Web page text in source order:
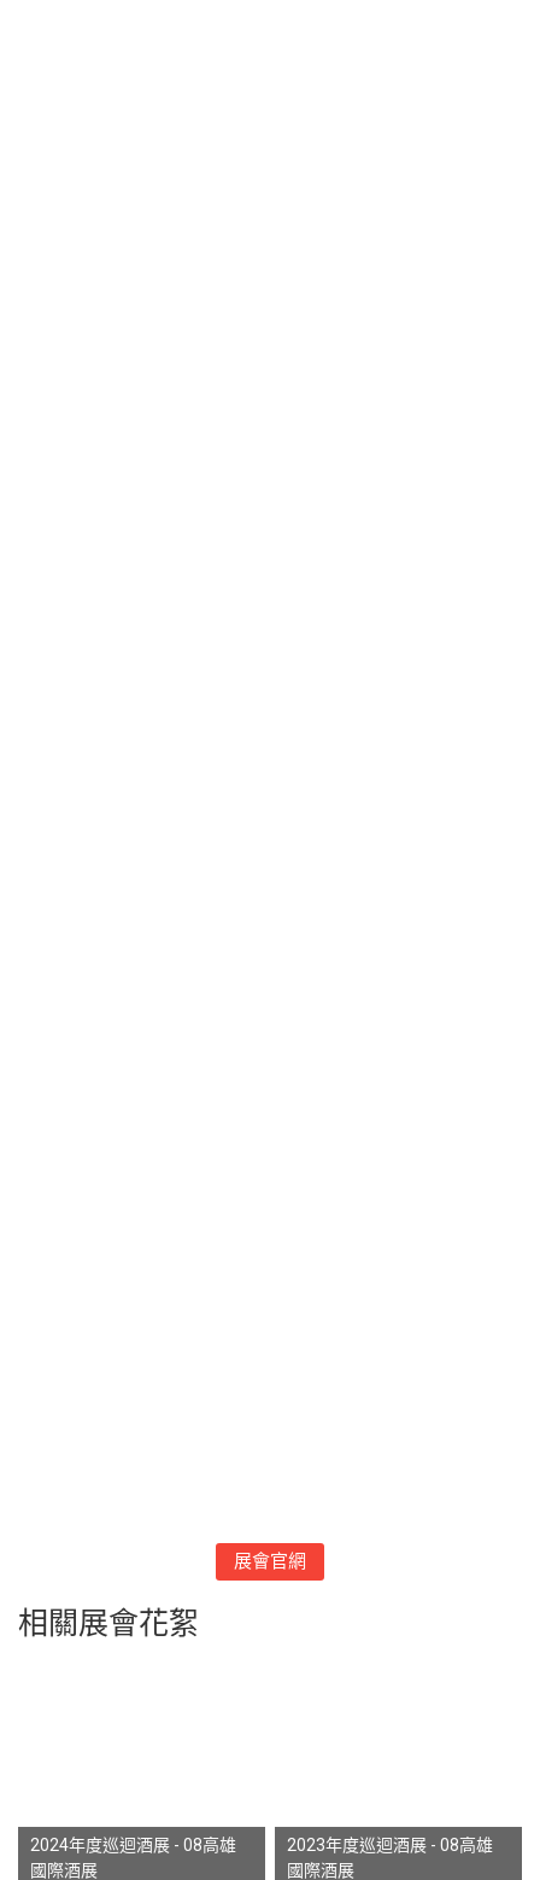
展會官網
相關展會花絮
2024年度巡迴酒展 - 08高雄
國際酒展
2023年度巡迴酒展 - 08高雄
國際酒展